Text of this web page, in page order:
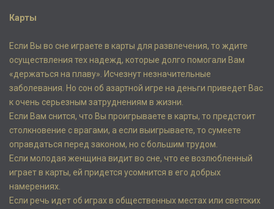
Карты
Если Вы во сне играете в карты для развлечения, то ждите
осуществления тех надежд, которые долго помогали Вам
«держаться на плаву». Исчезнут незначительные
заболевания. Но сон об азартной игре на деньги приведет Вас
к очень серьезным затруднениям в жизни.
Если Вам снится, что Вы проигрываете в карты, то предстоит
столкновение с врагами, а если выигрываете, то сумеете
оправдаться перед законом, но с большим трудом.
Если молодая женщина видит во сне, что ее возлюбленный
играет в карты, ей придется усомнится в его добрых
намерениях.
Если речь идет об играх в общественных местах или светских